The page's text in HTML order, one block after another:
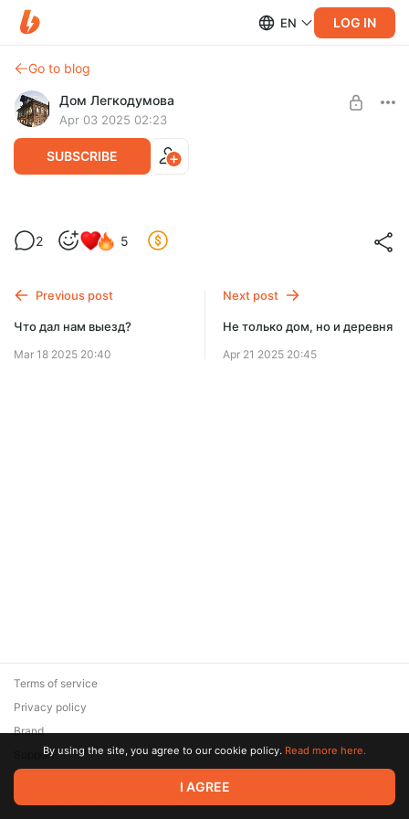
EN LOG IN
Go to blog
Дом Легкодумова
Apr 03 2025 02:23
SUBSCRIBE
Сколько мы потратили, сколько мы
потратим
проекта и полезен будет тем, кто ещё только думает о
Level required:
UNLOCK POST
2 5
Previous post
Что дал нам выезд?
Mar 18 2025 20:40
Next post
Не только дом, но и деревня
Apr 21 2025 20:45
© 2026 Zaya Solutions Limited. All rights reserved. All trademarks
are the property of their respective owners.
Terms of service
Privacy policy
Brand
SupportBy using the site, you agree to our cookie policy. Read more here.
I AGREE